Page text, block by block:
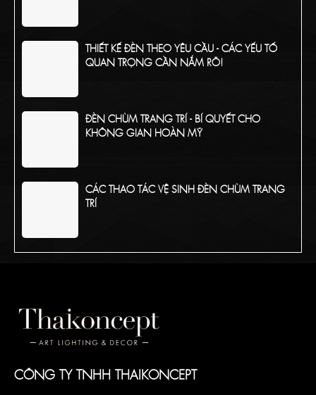
THIẾT KẾ ĐÈN THEO YÊU CẦU - CÁC YẾU TỐ
QUAN TRỌNG CẦN NẮM RÕ!
ĐÈN CHÙM TRANG TRÍ - BÍ QUYẾT CHO
KHÔNG GIAN HOÀN MỸ
CÁC THAO TÁC VỆ SINH ĐÈN CHÙM TRANG
TRÍ
CÔNG TY TNHH THAIKONCEPT